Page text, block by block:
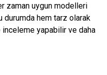
zaman uygun modelleri
durumda hem tarz olarak
inceleme yapabilir ve daha